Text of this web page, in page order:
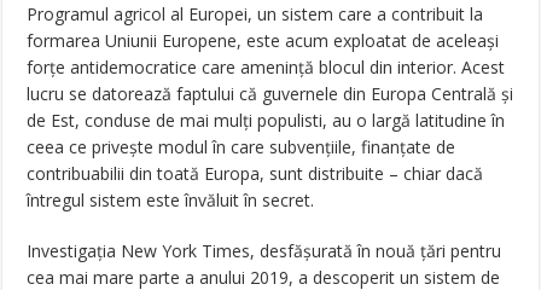
Programul agricol al Europei, un sistem care a contribuit la
formarea Uniunii Europene, este acum exploatat de aceleași
forțe antidemocratice care amenință blocul din interior. Acest
lucru se datorează faptului că guvernele din Europa Centrală și
de Est, conduse de mai mulți populisti, au o largă latitudine în
ceea ce privește modul în care subvențiile, finanțate de
contribuabilii din toată Europa, sunt distribuite – chiar dacă
întregul sistem este învăluit în secret.
Investigația New York Times, desfășurată în nouă țări pentru
cea mai mare parte a anului 2019, a descoperit un sistem de